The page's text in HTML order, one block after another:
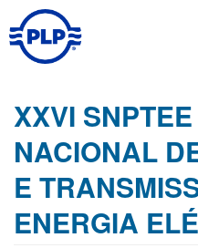
XXVI
NACIONAL
E
ENERGIA